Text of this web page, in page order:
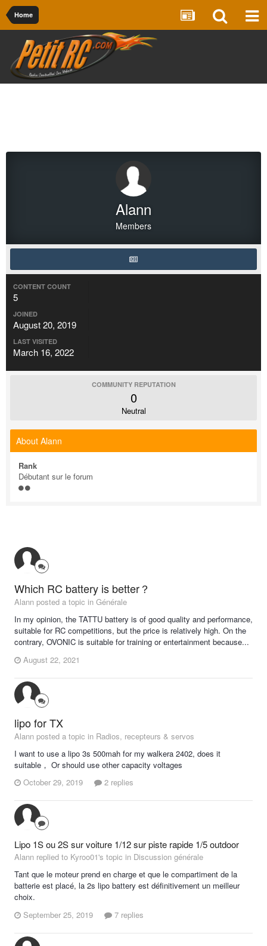
Home
Alann
Members
CONTENT COUNT
5
JOINED
August 20, 2019
LAST VISITED
March 16, 2022
COMMUNITY REPUTATION
0
Neutral
About Alann
Rank
Débutant sur le forum
Which RC battery is better？
Alann posted a topic in Générale
In my opinion, the TATTU battery is of good quality and performance,
suitable for RC competitions, but the price is relatively high. On the
contrary, OVONIC is suitable for training or entertainment because...
August 22, 2021
lipo for TX
Alann posted a topic in Radios, recepteurs & servos
I want to use a lipo 3s 500mah for my walkera 2402, does it
suitable， Or should use other capacity voltages
October 29, 2019
2 replies
Lipo 1S ou 2S sur voiture 1/12 sur piste rapide 1/5 outdoor
Alann replied to Kyroo01's topic in Discussion générale
Tant que le moteur prend en charge et que le compartiment de la
batterie est placé, la 2s lipo battery est définitivement un meilleur
choix.
September 25, 2019
7 replies